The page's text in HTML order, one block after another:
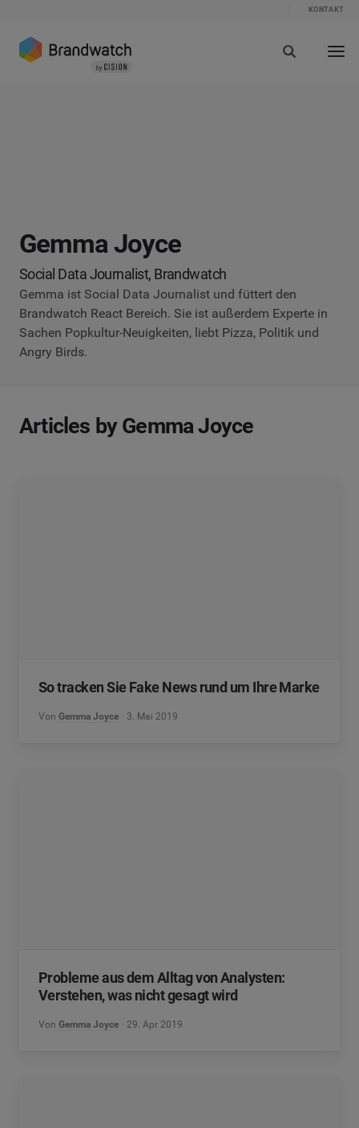
KONTAKT
Gemma Joyce
Social Data Journalist, Brandwatch
Gemma ist Social Data Journalist und füttert den
Brandwatch React Bereich. Sie ist außerdem Experte in
Sachen Popkultur-Neuigkeiten, liebt Pizza, Politik und
Angry Birds.
Articles by Gemma Joyce
So tracken Sie Fake News rund um Ihre Marke
Von Gemma Joyce 3. Mai 2019
Probleme aus dem Alltag von Analysten:
Verstehen, was nicht gesagt wird
Von Gemma Joyce 29. Apr 2019